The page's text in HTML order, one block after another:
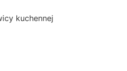
kuchennej